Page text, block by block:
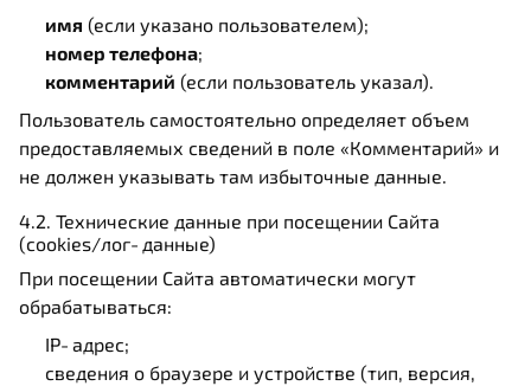
имя (если указано пользователем);
номер телефона;
комментарий (если пользователь указал).
Пользователь самостоятельно определяет объем
предоставляемых сведений в поле «Комментарий» и
не должен указывать там избыточные данные.
4.2. Технические данные при посещении Сайта
(cookies/лог‑данные)
При посещении Сайта автоматически могут
обрабатываться:
IP‑адрес;
сведения о браузере и устройстве (тип, версия,